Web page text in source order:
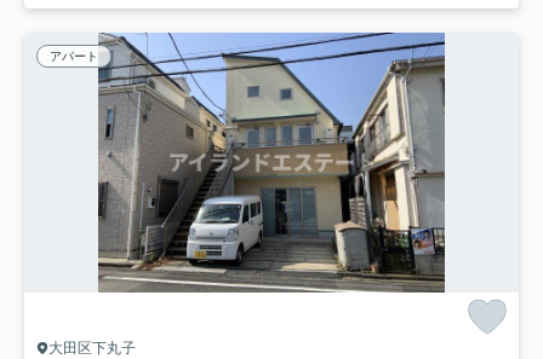
アパート
大田区下丸子